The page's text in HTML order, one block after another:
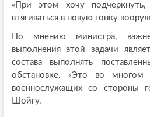
«При этом хочу
втягиваться в новую гонку
По мнению министра,
выполнения этой задачи
состава выполнять
обстановке. «Это во
военнослужащих со стороны
Шойгу.